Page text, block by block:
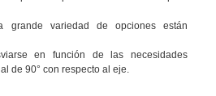
grande variedad de opciones están
en función de las necesidades
de 90° con respecto al eje.